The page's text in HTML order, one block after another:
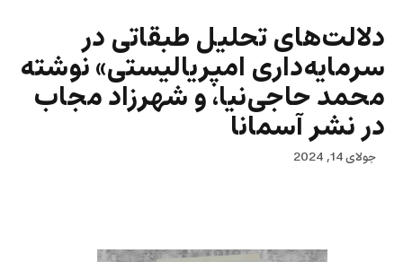
دلالت‌های تحلیل طبقاتی در
سرمایه‌داری امپریالیستی» نوشته
محمد حاجی‌نیا، و شهرزاد مجاب
در نشر آسمانا
جولای 14, 2024